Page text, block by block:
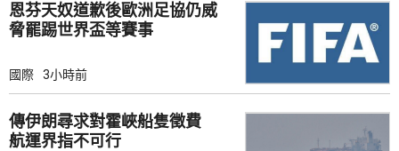
恩芬天奴道歉後歐洲足協仍威
脅罷踢世界盃等賽事
國際 3小時前
傳伊朗尋求對霍峽船隻徵費
航運界指不可行